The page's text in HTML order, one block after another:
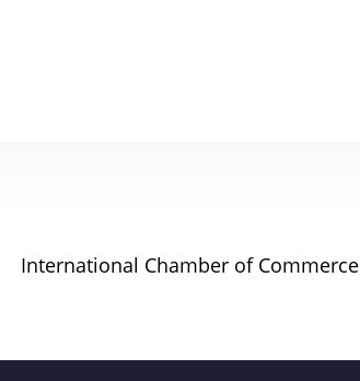
International Chamber of Commerce